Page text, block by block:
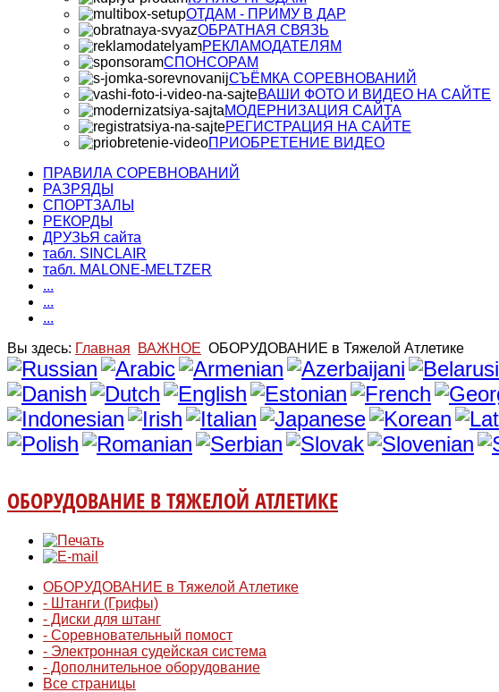
ОТДАМ - ПРИМУ В ДАР
ОБРАТНАЯ СВЯЗЬ
РЕКЛАМОДАТЕЛЯМ
СПОНСОРАМ
СЪЁМКА СОРЕВНОВАНИЙ
ВАШИ ФОТО И ВИДЕО НА САЙТЕ
МОДЕРНИЗАЦИЯ САЙТА
РЕГИСТРАЦИЯ НА САЙТЕ
ПРИОБРЕТЕНИЕ ВИДЕО
ПРАВИЛА СОРЕВНОВАНИЙ
РАЗРЯДЫ
СПОРТЗАЛЫ
РЕКОРДЫ
ДРУЗЬЯ сайта
табл. SINCLAIR
табл. MALONE-MELTZER
...
...
...
Вы здесь: Главная ВАЖНОЕ ОБОРУДОВАНИЕ в Тяжелой Атлетике
ОБОРУДОВАНИЕ В ТЯЖЕЛОЙ АТЛЕТИКЕ
ОБОРУДОВАНИЕ в Тяжелой Атлетике
- Штанги (Грифы)
- Диски для штанг
- Соревновательный помост
- Электронная судейская система
- Дополнительное оборудование
Все страницы